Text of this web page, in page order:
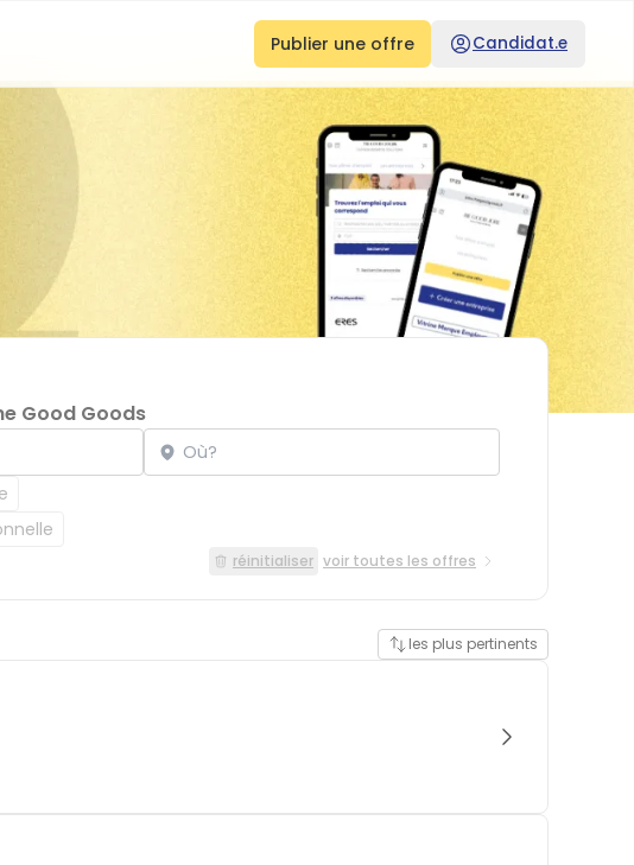
Publier une offre Candidat.e
Good Goods
Localisation
réinitialiser voir toutes les offres
les plus pertinents